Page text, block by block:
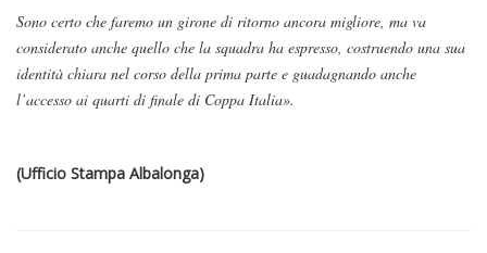
Sono certo che faremo un girone di ritorno ancora migliore, ma va
considerato anche quello che la squadra ha espresso, costruendo una sua
identità chiara nel corso della prima parte e guadagnando anche
l’accesso ai quarti di finale di Coppa Italia».
(Ufficio Stampa Albalonga)